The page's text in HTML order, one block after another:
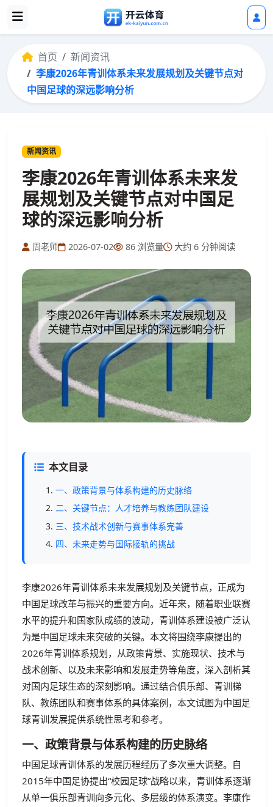
首页
新闻资讯
李康2026年青训体系未来发展规划及关键节点对
中国足球的深远影响分析
新闻资讯
李康2026年青训体系未来发
展规划及关键节点对中国足
球的深远影响分析
周老师 2026-07-02 86 浏览量 大约 6 分钟阅读
本文目录
一、政策背景与体系构建的历史脉络
二、关键节点：人才培养与教练团队建设
三、技术战术创新与赛事体系完善
四、未来走势与国际接轨的挑战
李康2026年青训体系未来发展规划及关键节点，正成为
中国足球改革与振兴的重要方向。近年来，随着职业联赛
水平的提升和国家队成绩的波动，青训体系建设被广泛认
为是中国足球未来突破的关键。本文将围绕李康提出的
2026年青训体系规划，从政策背景、实施现状、技术与
战术创新、以及未来影响和发展走势等角度，深入剖析其
对国内足球生态的深刻影响。通过结合俱乐部、青训梯
队、教练团队和赛事体系的具体案例，本文试图为中国足
球青训发展提供系统性思考和参考。
一、政策背景与体系构建的历史脉络
中国足球青训体系的发展历程经历了多次重大调整。自
2015年中国足协提出“校园足球”战略以来，青训体系逐渐
从单一俱乐部青训向多元化、多层级的体系演变。李康作